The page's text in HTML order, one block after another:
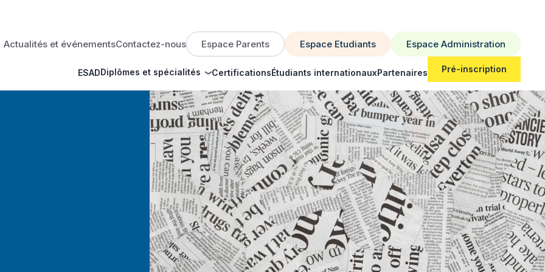
Actualités et événementsContactez-nous Espace Parents Espace Etudiants Espace Administration
ESADDiplômes et spécialités CertificationsÉtudiants internationauxPartenaires Pré-inscription